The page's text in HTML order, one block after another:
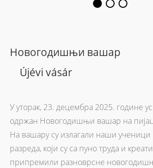
Новогодишњи вашар
Újévi vásár
У уторак, 23. децембра 2025. године
одржан Новогодишњи вашар на
На вашару су излагали наши ученици
разреда, који су са пуно труда и
припремили разноврсне